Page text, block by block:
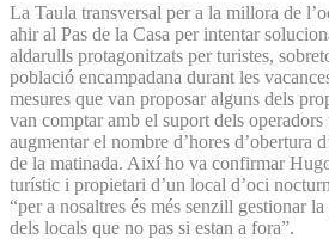
La Taula transversal per a la millora de
ahir al Pas de la Casa per intentar
aldarulls protagonitzats per turistes,
població encampadana durant les
mesures que van proposar alguns dels
van comptar amb el suport dels operadors
augmentar el nombre d’hores d’obertura
de la matinada. Així ho va confirmar
turístic i propietari d’un local d’oci
“per a nosaltres és més senzill gestionar
dels locals que no pas si estan a fora”.